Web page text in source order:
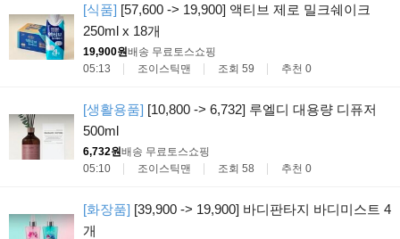
[식품] [57,600 -> 19,900] 액티브 제로 밀크쉐이크
250ml x 18개
19,900원배송 무료 토스쇼핑
05:13
조이스틱맨 조회 59 추천 0
[생활용품] [10,800 -> 6,732] 루엘디 대용량 디퓨저
500ml
6,732원배송 무료 토스쇼핑
05:10
조이스틱맨 조회 58 추천 0
[화장품] [39,900 -> 19,900] 바디판타지 바디미스트 4
개